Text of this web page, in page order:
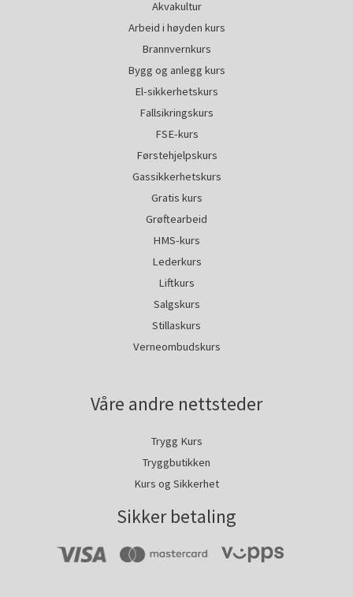
Akvakultur
Arbeid i høyden kurs
Brannvernkurs
Bygg og anlegg kurs
El-sikkerhetskurs
Fallsikringskurs
FSE-kurs
Førstehjelpskurs
Gassikkerhetskurs
Gratis kurs
Grøftearbeid
HMS-kurs
Lederkurs
Liftkurs
Salgskurs
Stillaskurs
Verneombudskurs
Våre andre nettsteder
Trygg Kurs
Tryggbutikken
Kurs og Sikkerhet
Sikker betaling